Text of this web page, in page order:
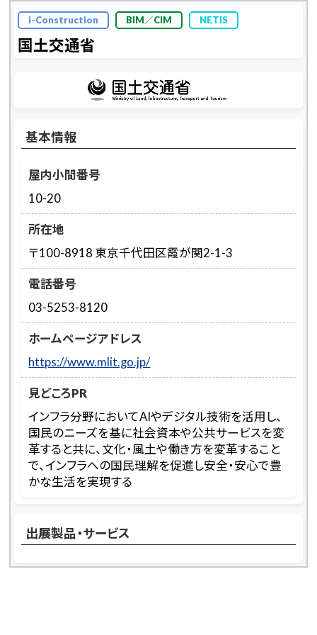
i-Construction BIM／CIM NETIS
国土交通省
基本情報
屋内小間番号
10-20
所在地
〒100-8918 東京千代田区霞が関2-1-3
電話番号
03-5253-8120
ホームページアドレス
https://www.mlit.go.jp/
見どころPR
インフラ分野においてAIやデジタル技術を活用し、
国民のニーズを基に社会資本や公共サービスを変
革すると共に、文化・風土や働き方を変革すること
で、インフラへの国民理解を促進し安全・安心で豊
かな生活を実現する
出展製品・サービス